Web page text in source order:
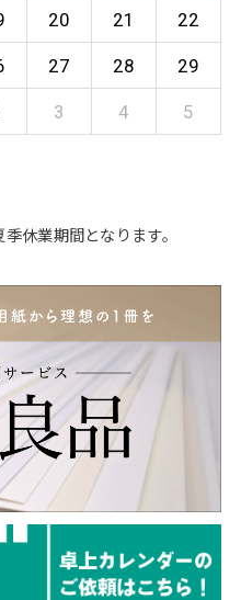
20 21 22
27 28 29
3 4 5
休業期間となります。